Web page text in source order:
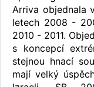
Arriva objednala
letech 2008 -
2010 - 2011.
s koncepcí
stejnou hnací
mají velký